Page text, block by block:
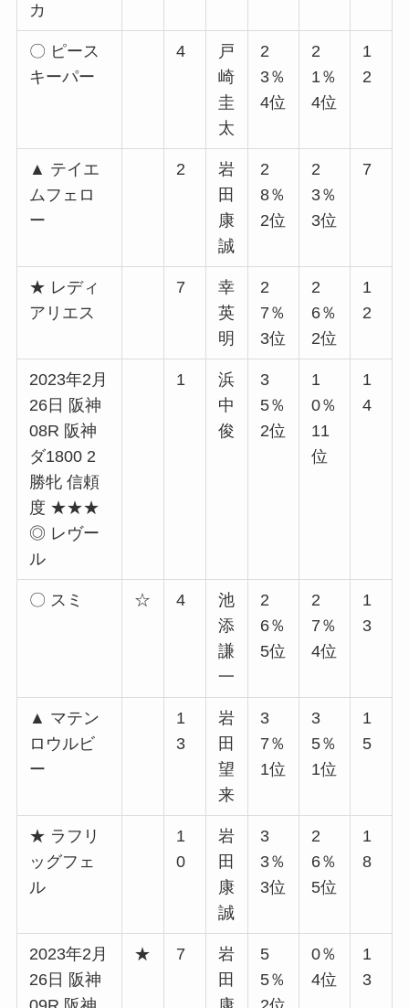
カ
〇 ピース
キーパー
4
戸
崎
圭
太
2
3％
4位
2
1％
4位
1
2
▲ テイエ
ムフェロ
ー
2
岩
田
康
誠
2
8％
2位
2
3％
3位
7
★ レディ
アリエス
7
幸
英
明
2
7％
3位
2
6％
2位
1
2
2023年2月
26日 阪神
08R 阪神
ダ1800 2
勝牝 信頼
度 ★★★
◎ レヴー
ル
1
浜
中
俊
3
5％
2位
1
0％
11
位
1
4
〇 スミ ☆ 4
池
添
謙
一
2
6％
5位
2
7％
4位
1
3
▲ マテン
ロウルビ
ー
1
3
岩
田
望
来
3
7％
1位
3
5％
1位
1
5
★ ラフリ
ッグフェ
ル
1
0
岩
田
康
誠
3
3％
3位
2
6％
5位
1
8
2023年2月
26日 阪神
★ 7
岩
田
5
5％
0％
4位
1
3